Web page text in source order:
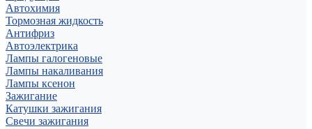
Автохимия
Тормозная жидкость
Антифриз
Автоэлектрика
Лампы галогеновые
Лампы накаливания
Лампы ксенон
Зажигание
Катушки зажигания
Свечи зажигания